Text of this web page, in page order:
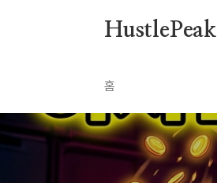
HustlePeak
홈